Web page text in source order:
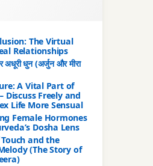
The Virtual
Relationships
अधूरी धुन (अर्जुन और मीरा
A Vital Part of
Discuss Freely and
Life More Sensual
Female Hormones
Dosha Lens
and the
(The Story of